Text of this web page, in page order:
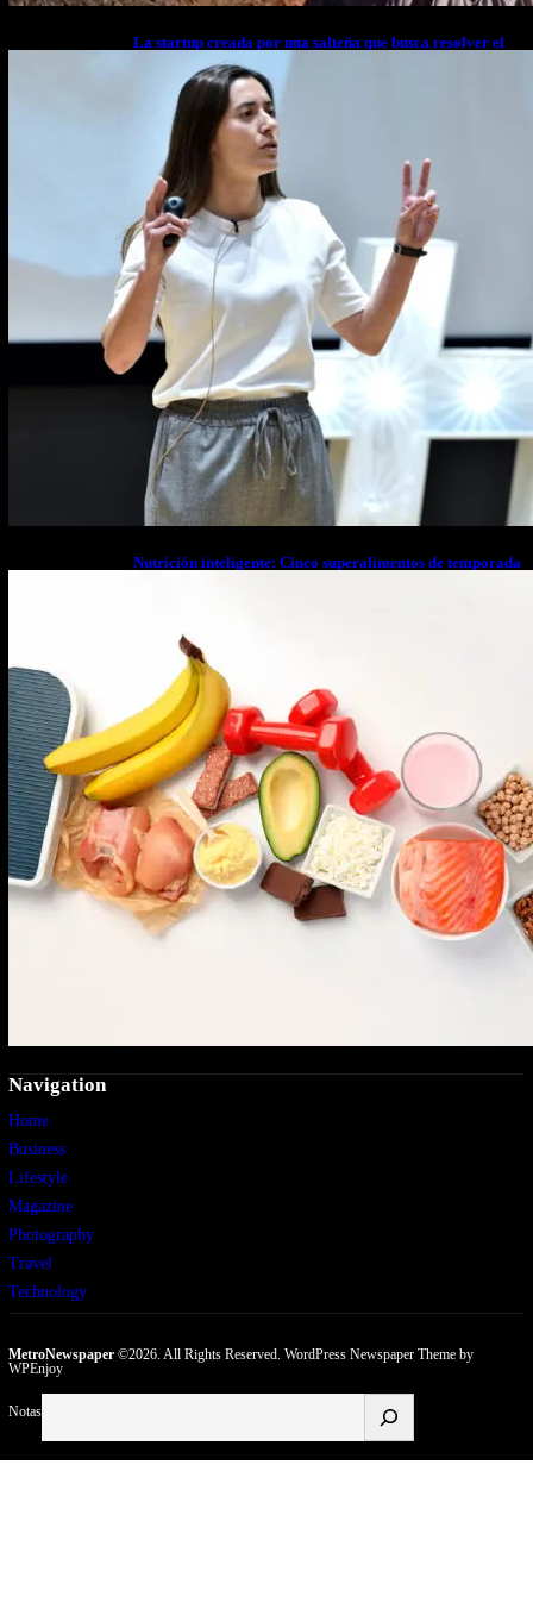
La startup creada por una salteña que busca resolver el
estrés financiero en Latinoamérica
Nutrición inteligente: Cinco superalimentos de temporada
Navigation
Home
Business
Lifestyle
Magazine
Photography
Travel
Technology
MetroNewspaper©2026. All Rights Reserved. WordPress Newspaper Themeby
WPEnjoy
Notas